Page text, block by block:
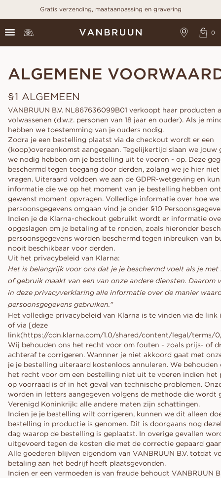
Gratis verzending, maataanpassing en gravering
ALGEMENE
§1 ALGEMEEN
VANBRUUN B.V. NL867636099B01 verkoopt haar producten
volwassenen (d.w.z. personen van 18 jaar en ouder). Als je
hebben we toestemming van je ouders nodig.
Zodra je een bestelling plaatst via de checkout wordt er een
(koop)overeenkomst aangegaan. Tegelijkertijd slaan we jouw
we nodig hebben om je bestelling uit te voeren - op. Deze
beschermd tegen toegang door derden, zolang we je hier
vragen. Uiteraard voldoen we aan de GDPR-wetgeving en
informatie die we op het moment van je bestelling hebben
gewenst moment opvragen. Volledige informatie over hoe we
persoonsgegevens omgaan vind je onder §10
Indien je de Klarna-checkout gebruikt wordt er informatie
opgeslagen om je betaling af te ronden, zoals hieronder
persoonsgegevens worden beschermd tegen inbreuken van
nooit beschikbaar voor derden.
Uit het privacybeleid van Klarna:
Het is belangrijk voor ons dat je je beschermd voelt als je
of gebruik maakt van een van onze andere diensten. Daarom
in deze privacyverklaring alle informatie over de manier
persoonsgegevens gebruiken."
Het volledige privacybeleid van Klarna is te vinden via de link
of via [deze
link(https://cdn.klarna.com/1.0/shared/content/legal/terms/
Wij behouden ons het recht voor om fouten - zoals prijs- of
achteraf te corrigeren. Wannner je niet akkoord gaat met
je je bestelling uiteraard kostenloos annuleren. We behouden
het recht voor om een bestelling niet uit te voeren indien
op voorraad is of in het geval van technische problemen.
worden in letters aangegeven volgens de methode die wordt
Verenigd Koninkrijk: alle andere maten zijn schattingen.
Indien je je bestelling wilt corrigeren, kunnen we dit alleen
bestelling in productie is genomen. Dit is doorgaans nog
dag waarop de bestelling is geplaatst. In overige gevallen
uitgevoerd tegen de kosten die met de correctie gepaard
Alle goederen blijven eigendom van VANBRUUN B.V. totdat
betaling aan het bedrijf heeft plaatsgevonden.
Indien er een vermoeden is van fraude behoudt VANBRUUN